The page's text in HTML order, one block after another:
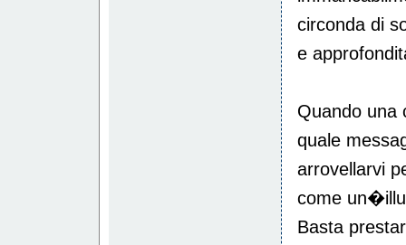
circonda di
e
Quando una
quale
arrovellarvi
come
Basta